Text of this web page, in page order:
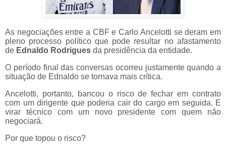
As negociações entre a CBF e Carlo Ancelotti se deram em
pleno processo político que pode resultar no afastamento
de Ednaldo Rodrigues da presidência da entidade.
O período final das conversas ocorreu justamente quando a
situação de Ednaldo se tornava mais crítica.
Ancelotti, portanto, bancou o risco de fechar em contrato
com um dirigente que poderia cair do cargo em seguida. E
virar técnico com um novo presidente com quem não
negociará.
Por que topou o risco?